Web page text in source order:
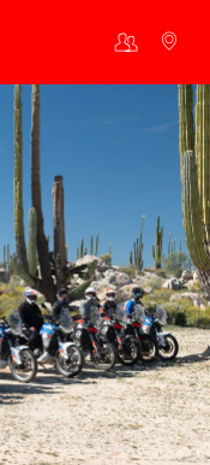
principal